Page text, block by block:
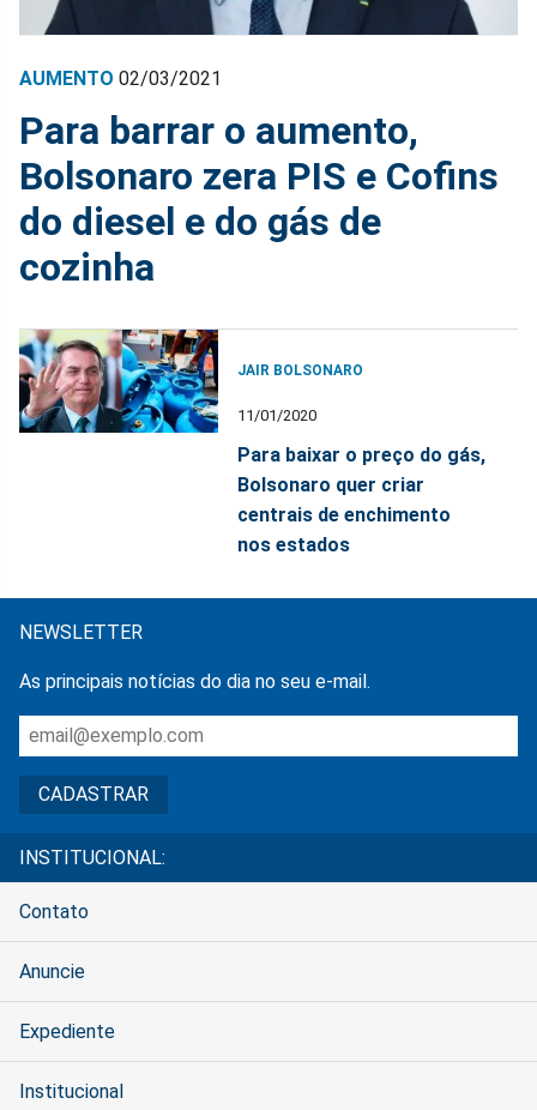
AUMENTO 02/03/2021
Para barrar o aumento,
Bolsonaro zera PIS e Cofins
do diesel e do gás de
cozinha
JAIR BOLSONARO
11/01/2020
Para baixar o preço do gás,
Bolsonaro quer criar
centrais de enchimento
nos estados
NEWSLETTER
As principais notícias do dia no seu e-mail.
INSTITUCIONAL:
Contato
Anuncie
Expediente
Institucional